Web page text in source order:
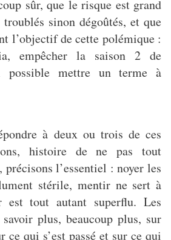
sûr, que le risque est grand
sinon dégoûtés, et que
l’objectif de cette polémique :
empêcher la saison 2 de
possible mettre un terme à
à deux ou trois de ces
histoire de ne pas tout
l’essentiel : noyer les
stérile, mentir ne sert à
est tout autant superflu. Les
plus, beaucoup plus, sur
ce qui s’est passé et sur ce qui